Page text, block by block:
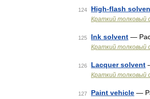
124 High-flash
Краткий толковый
125 Ink solvent —
Краткий толковый
126 Lacquer solvent
Краткий толковый
127 Paint vehicle —